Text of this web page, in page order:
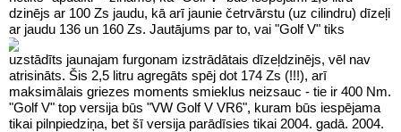
dzinējs ar 100 Zs jaudu, kā arī jaunie četrvārstu (uz cilindru) dīzeļi
ar jaudu 136 un 160 Zs. Jautājums par to, vai "Golf V" tiks
uzstādīts jaunajam furgonam izstrādātais dīzeļdzinējs, vēl nav
atrisināts. Šis 2,5 litru agregāts spēj dot 174 Zs (!!!), arī
maksimālais griezes moments smieklus neizsauc - tie ir 400 Nm.
"Golf V" top versija būs "VW Golf V VR6", kuram būs iespējama
tikai pilnpiedziņa, bet šī versija parādīsies tikai 2004. gadā. 2004.